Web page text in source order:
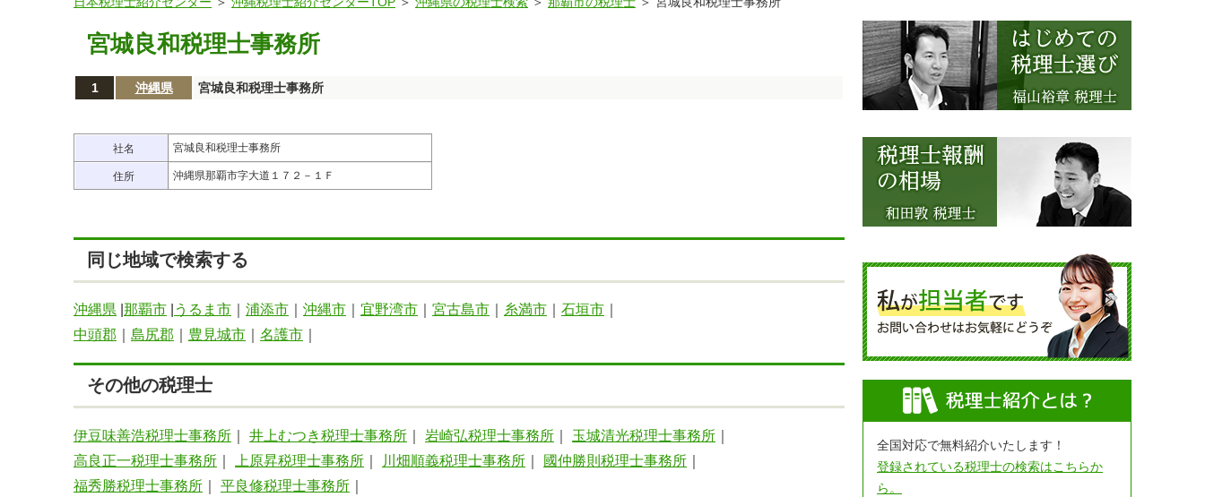
宮城良和税理士事務所
1 沖縄県 宮城良和税理士事務所
社名 宮城良和税理士事務所
住所 沖縄県那覇市字大道１７２－１Ｆ
同じ地域で検索する
沖縄県 那覇市 うるま市 浦添市 沖縄市 宜野湾市 宮古島市 糸満市 石垣市
中頭郡
島尻郡 豊見城市 名護市
その他の税理士
伊豆味善浩税理士事務所 井上むつき税理士事務所 岩崎弘税理士事務所 玉城清光税理士事務所
高良正一税理士事務所
上原昇税理士事務所 川畑順義税理士事務所 國仲勝則税理士事務所
福秀勝税理士事務所
平良修税理士事務所
全国対応で無料紹介いたします！
登録されている税理士の検索はこちらか
ら。